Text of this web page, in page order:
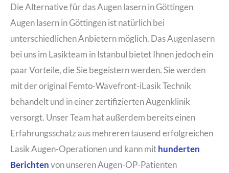
Die Alternative für das Augen lasern in Göttingen
Augen lasern in Göttingen ist natürlich bei
unterschiedlichen Anbietern möglich. Das Augenlasern
bei uns im Lasikteam in Istanbul bietet Ihnen jedoch ein
paar Vorteile, die Sie begeistern werden. Sie werden
mit der original Femto-Wavefront-iLasik Technik
behandelt und in einer zertifizierten Augenklinik
versorgt. Unser Team hat außerdem bereits einen
Erfahrungsschatz aus mehreren tausend erfolgreichen
Lasik Augen-Operationen und kann mithunderten
Berichtenvon unseren Augen-OP-Patienten